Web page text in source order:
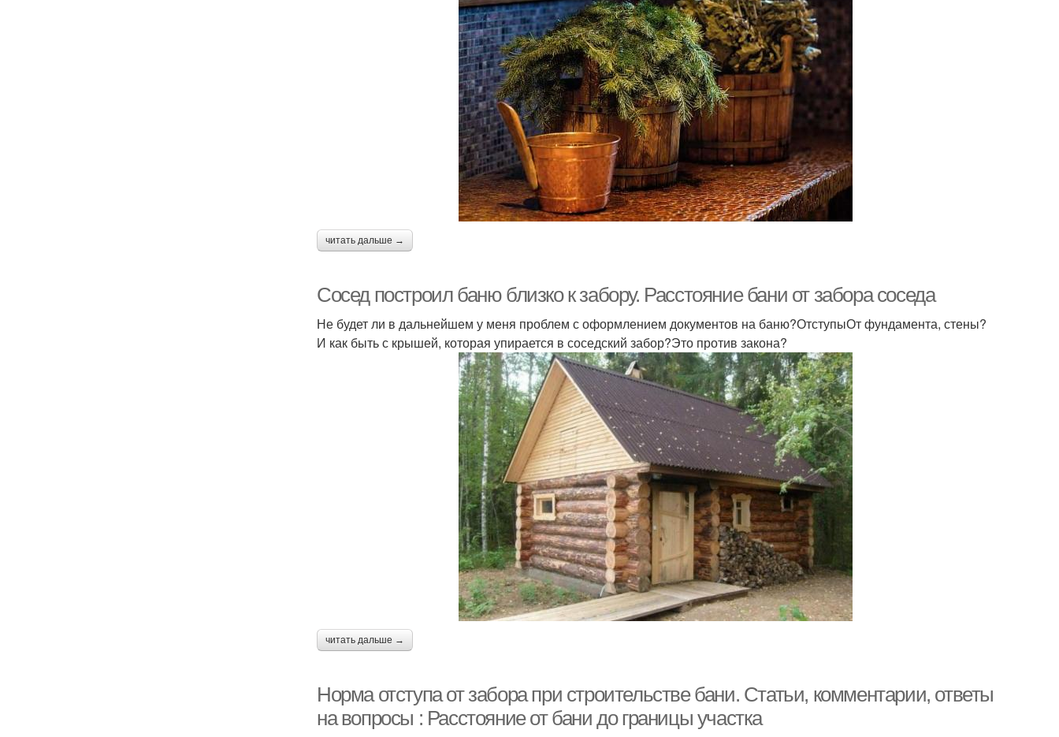
читать дальше →
Сосед построил баню близко к забору. Расстояние бани от забора соседа
Не будет ли в дальнейшем у меня проблем с оформлением документов на баню?ОтступыОт фундамента, стены?
И как быть с крышей, которая упирается в соседский забор?Это против закона?
читать дальше →
Норма отступа от забора при строительстве бани. Статьи, комментарии, ответы
на вопросы : Расстояние от бани до границы участка